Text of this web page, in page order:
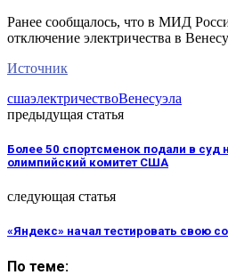
Ранее сообщалось, что в МИД
отключение электричества в
Источник
сшаэлектричествоВенесуэла
предыдущая статья
Более 50 спортсменок подали в суд
олимпийский комитет США
следующая статья
«Яндекс» начал тестировать свою
По теме: